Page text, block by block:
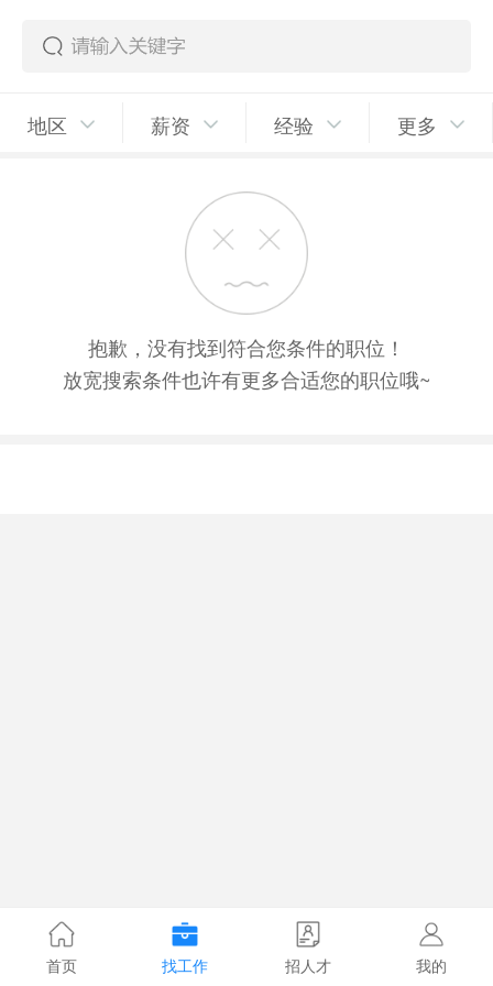
地区 薪资 经验 更多
抱歉，没有找到符合您条件的职位！
放宽搜索条件也许有更多合适您的职位哦~
首页 找工作 招人才 我的